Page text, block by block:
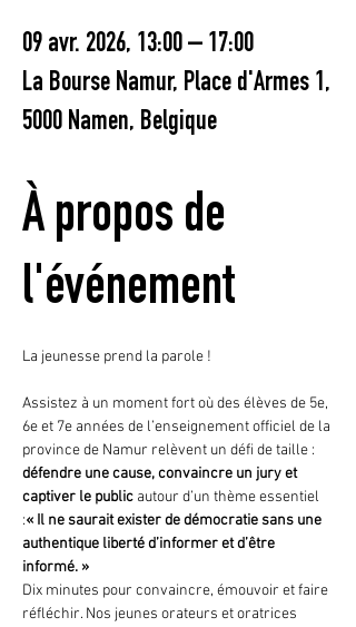
09 avr. 2026, 13:00 – 17:00
La Bourse Namur, Place d'Armes 1,
5000 Namen, Belgique
À propos de
l'événement
La jeunesse prend la parole !
Assistez à un moment fort où des élèves de 5e,
6e et 7e années de l’enseignement officiel de la
province de Namur relèvent un défi de taille :
défendre une cause, convaincre un jury et
captiver le public autour d’un thème essentiel
:« Il ne saurait exister de démocratie sans une
authentique liberté d’informer et d’être
informé. »
Dix minutes pour convaincre, émouvoir et faire
réfléchir. Nos jeunes orateurs et oratrices